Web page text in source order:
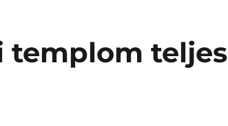
templom teljes